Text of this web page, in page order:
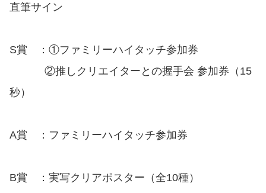
直筆サイン
S賞 ：①ファミリーハイタッチ参加券
②推しクリエイターとの握手会 参加券（15
秒）
A賞 ：ファミリーハイタッチ参加券
B賞 ：実写クリアポスター（全10種）